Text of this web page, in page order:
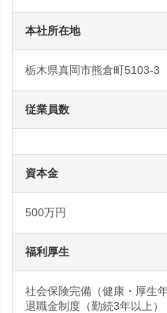
本社所在地
栃木県真岡市熊倉町5103-3
従業員数
資本金
500万円
福利厚生
社会保険完備（健康・厚生
退職金制度（勤続3年以上）